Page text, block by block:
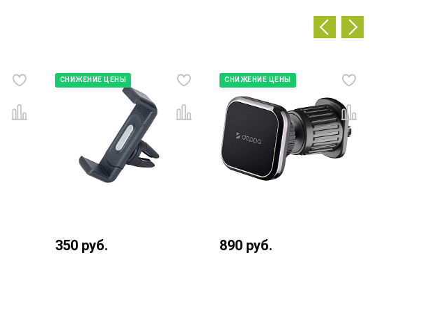
СНИЖЕНИЕ ЦЕНЫ
350 руб.
СНИЖЕНИЕ ЦЕНЫ
890 руб.